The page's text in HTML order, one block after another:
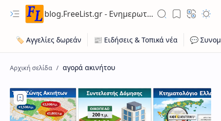
blog.FreeList.gr - Ενημερωτικό Ιστολόγιο ποικίλης ύλης για ευκαιρίες εργασίας, ακίνητων, οχήματων
αγορά ακινήτου